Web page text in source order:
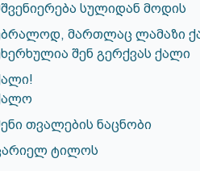
სულიდან მოდის
მართლაც ლამაზი
შენ გერქვას ქალი
თვალების ნაცნობი
ტილოს